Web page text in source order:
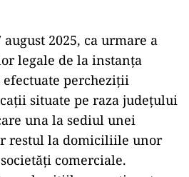
2025, ca urmare a
legale de la instanța
efectuate percheziții
situate pe raza județului
una la sediul unei
restul la domiciliile unor
comerciale.